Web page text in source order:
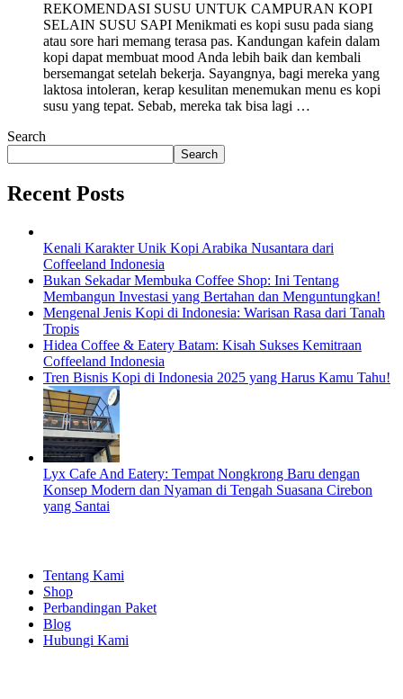
REKOMENDASI SUSU UNTUK CAMPURAN KOPI
SELAIN SUSU SAPI Menikmati es kopi susu pada siang
atau sore hari memang terasa pas. Kandungan kafein dalam
kopi dapat membuat mood Anda lebih baik dan kembali
bersemangat setelah bekerja. Sayangnya, bagi mereka yang
laktosa intoleran, kerap kesulitan menemukan menu es kopi
susu yang tepat. Sebab, mereka tak bisa lagi …
Search
Search
Recent Posts
Kenali Karakter Unik Kopi Arabika Nusantara dari
Coffeeland Indonesia
Bukan Sekadar Membuka Coffee Shop: Ini Tentang
Membangun Investasi yang Bertahan dan Menguntungkan!
Mengenal Jenis Kopi di Indonesia: Warisan Rasa dari Tanah
Tropis
Hidea Coffee & Eatery Batam: Kisah Sukses Kemitraan
Coffeeland Indonesia
Tren Bisnis Kopi di Indonesia 2025 yang Harus Kamu Tahu!
Lyx Cafe And Eatery: Tempat Nongkrong Baru dengan
Konsep Modern dan Nyaman di Tengah Suasana Cirebon
yang Santai
Tentang Kami
Shop
Perbandingan Paket
Blog
Hubungi Kami